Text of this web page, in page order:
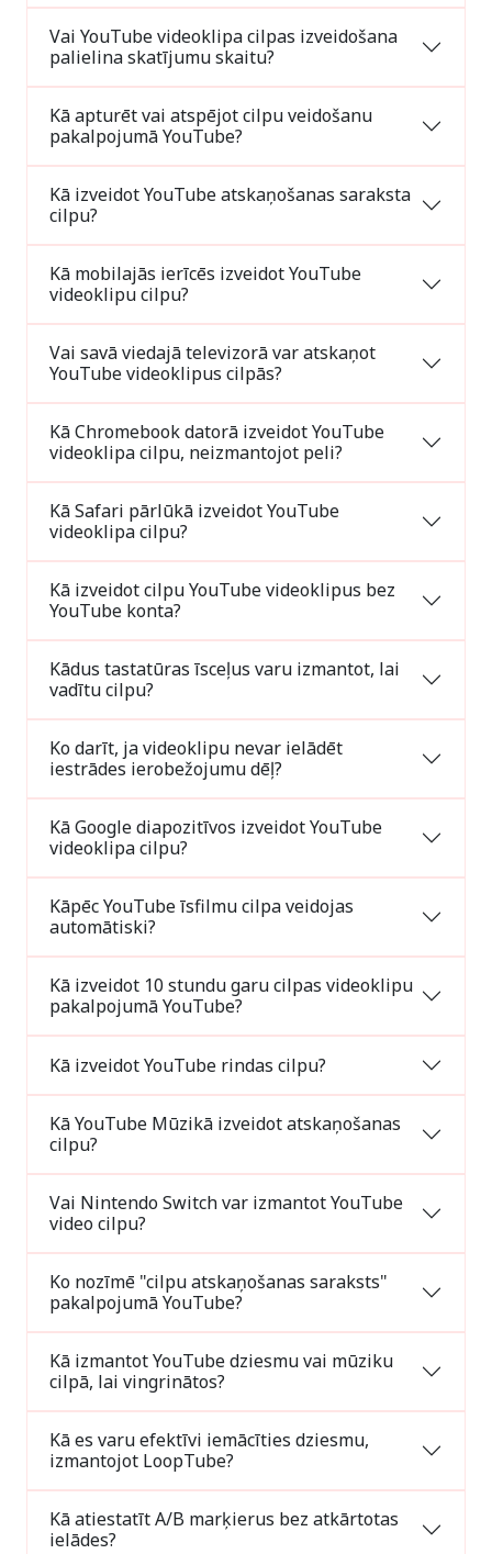
Vai YouTube videoklipa cilpas izveidošana
palielina skatījumu skaitu?
Kā apturēt vai atspējot cilpu veidošanu
pakalpojumā YouTube?
Kā izveidot YouTube atskaņošanas saraksta
cilpu?
Kā mobilajās ierīcēs izveidot YouTube
videoklipu cilpu?
Vai savā viedajā televizorā var atskaņot
YouTube videoklipus cilpās?
Kā Chromebook datorā izveidot YouTube
videoklipa cilpu, neizmantojot peli?
Kā Safari pārlūkā izveidot YouTube
videoklipa cilpu?
Kā izveidot cilpu YouTube videoklipus bez
YouTube konta?
Kādus tastatūras īsceļus varu izmantot, lai
vadītu cilpu?
Ko darīt, ja videoklipu nevar ielādēt
iestrādes ierobežojumu dēļ?
Kā Google diapozitīvos izveidot YouTube
videoklipa cilpu?
Kāpēc YouTube īsfilmu cilpa veidojas
automātiski?
Kā izveidot 10 stundu garu cilpas videoklipu
pakalpojumā YouTube?
Kā izveidot YouTube rindas cilpu?
Kā YouTube Mūzikā izveidot atskaņošanas
cilpu?
Vai Nintendo Switch var izmantot YouTube
video cilpu?
Ko nozīmē "cilpu atskaņošanas saraksts"
pakalpojumā YouTube?
Kā izmantot YouTube dziesmu vai mūziku
cilpā, lai vingrinātos?
Kā es varu efektīvi iemācīties dziesmu,
izmantojot LoopTube?
Kā atiestatīt A/B marķierus bez atkārtotas
ielādes?